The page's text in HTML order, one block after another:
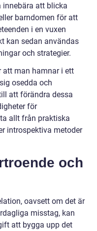
innebära att blicka
barndomen för att
i en vuxen
kan sedan användas
och strategier.
att man hamnar i ett
osedda och
att förändra dessa
för
allt från praktiska
introspektiva metoder
och
oavsett om det är
misstag, kan
att bygga upp det